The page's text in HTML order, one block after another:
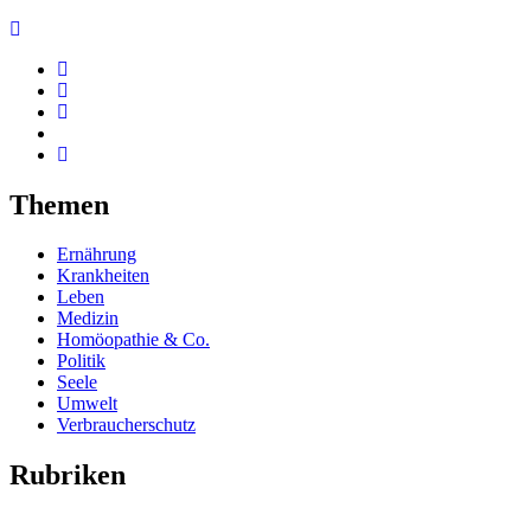
Themen
Ernährung
Krankheiten
Leben
Medizin
Homöopathie & Co.
Politik
Seele
Umwelt
Verbraucherschutz
Rubriken